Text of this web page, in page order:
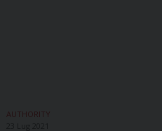
AUTHORITY